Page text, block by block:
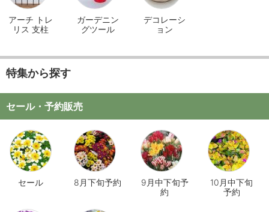
アーチ トレ
リス 支柱
ガーデニン
グツール
デコレーシ
ョン
特集から探す
セール・予約販売
セール 8月下旬予約
9月中下旬予
約
10月中下旬
予約